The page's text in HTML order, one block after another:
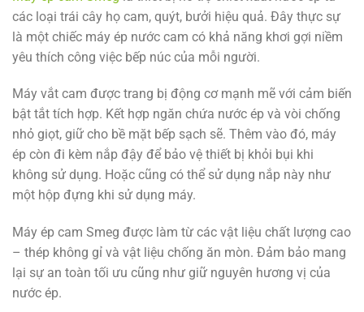
các loại trái cây họ cam, quýt, bưởi hiệu quả. Đây thực sự
là một chiếc máy ép nước cam có khả năng khơi gợi niềm
yêu thích công việc bếp núc của mỗi người.
Máy vắt cam được trang bị động cơ mạnh mẽ với cảm biến
bật tắt tích hợp. Kết hợp ngăn chứa nước ép và vòi chống
nhỏ giọt, giữ cho bề mặt bếp sạch sẽ. Thêm vào đó, máy
ép còn đi kèm nắp đậy để bảo vệ thiết bị khỏi bụi khi
không sử dụng. Hoặc cũng có thể sử dụng nắp này như
một hộp đựng khi sử dụng máy.
Máy ép cam Smeg được làm từ các vật liệu chất lượng cao
– thép không gỉ và vật liệu chống ăn mòn. Đảm bảo mang
lại sự an toàn tối ưu cũng như giữ nguyên hương vị của
nước ép.